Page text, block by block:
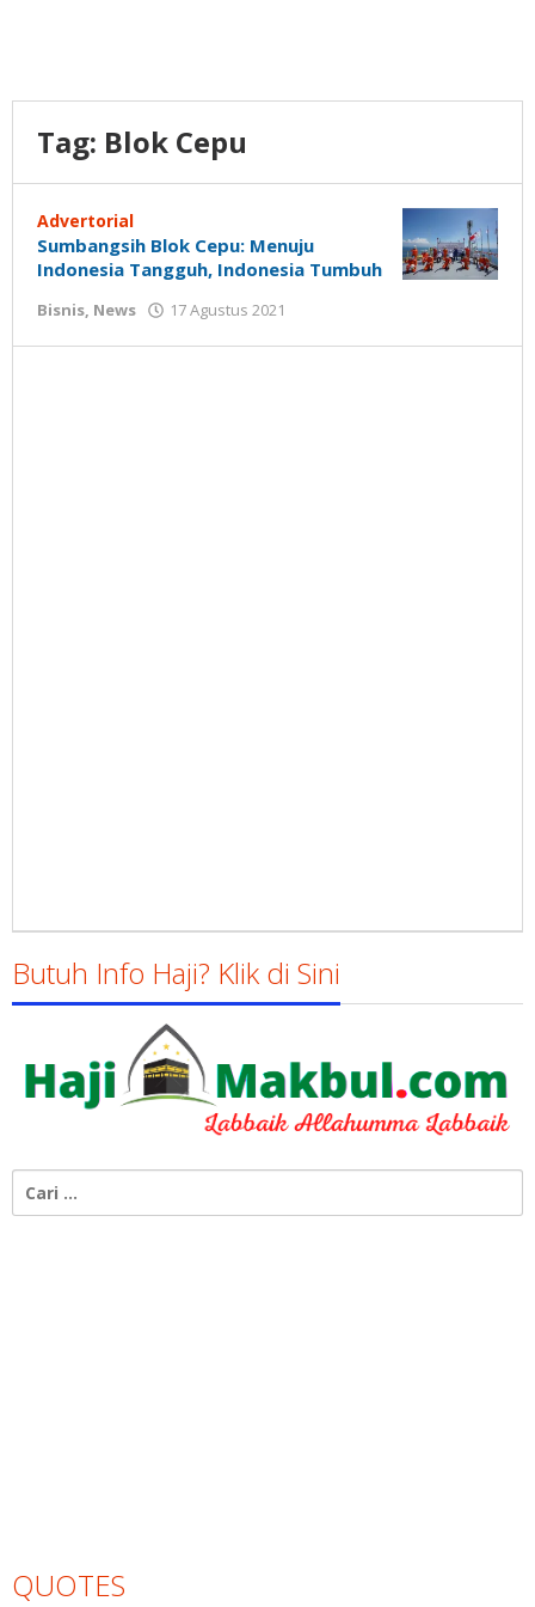
Tag: Blok Cepu
Advertorial
Sumbangsih Blok Cepu: Menuju
Indonesia Tangguh, Indonesia Tumbuh
Bisnis, News 17 Agustus 2021
Susanto
Butuh Info Haji? Klik di Sini
untuk:
QUOTES